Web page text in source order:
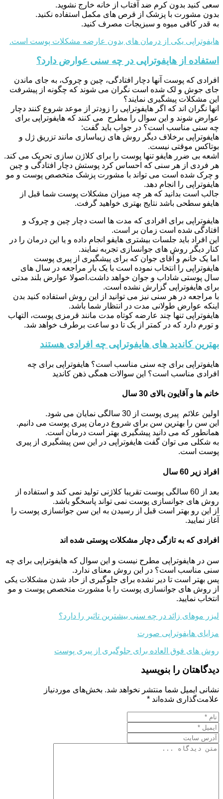
سعی کنید بدون کرم ضد آفتاب از خانه خارج نشوید.
بدون مشورت با پزشک از قرص های مکمل استفاده نکنید.
به قدر کافی میوه و سبزیجات مصرف کنید.
هایفوتراپی یکی از درمان های بدون عارضه مشکلات پوست است.
استفاده از هایفوتراپی در چه سنی عوارض دارد؟
افرادی که پوست آنها دچار افتادگی، چین و چروک، به جای ماندن
جای جوش و لک شده است نگران می شوند که چگونه از پیشرفت
این مشکلات پیشگیری نمایند؟
انها نگران اند که اگر هایفوتراپی را زودتر از موعد شروع کنند دچار
عوارض شوند و این سوال را مطرح می کنند که هایفوتراپی برای
چه سنی مناسب است؟ در جواب باید گفت:
هایفوتراپی برخلاف دیگر روش های زیباسازی مانند تزریق ژل و
بوتاکس موقتی نیست.
اشعه بی ضرر هایفو تنها پوست را برای کلاژن سازی تحریک می کند.
هر فردی از هر سنی که احساس کرد پوستش دچار افتادگی و چین
و چرک شده است می تواند با مشورت پزشک متخصص پوست و مو
هایفوتراپی را انجام دهد.
جالب است بدانید که هر چه میزان مشکلات پوست شما قبل از
هایفو سطحی باشد نتایج بهتری خواهید گرفت.
هایفوتراپی برای افرادی که مدت ها است دچار چین و چروک و
افتادگی شده است زمان بر است.
این افراد باید جلسات بیشتری هایفو انجام داده و یا این درمان را در
کنار دیگر روش های جوانسازی تجربه نمایند.
اما یک خانم و آقای جوان که برای پیشگیری از پیری پوست
هایفوتراپی را انتخاب نموده است با یک بار مراجعه در سال های
سال پوستی شاداب و جوان خواهد داشت.اصولا عوارض بلند مدتی
برای هایفوتراپی گزارش نشده است.
با مراجعه در هر سنی نیز می توانید از این روش استفاده کنید بدن
اینکه عوارض طولانی مدت در انتظار شما باشد.
هایفوتراپی تنها چند عارضه کوتاه مدت مانند قرمزی پوست، التهاب
و تورم دارد که در کمتر از یک تا دو ساعت برطرف خواهد شد.
بهترین کاندید های هایفوتراپی چه افرادی هستند
هایفوتراپی برای چه سنی مناسب است؟ هایفوتراپی برای چه
افرادی مناسب است؟ این سوالات همگی ذهن کاندید
خانم ها و آقایون بالای 30 سال
اولین علائم پیری پوست از 30 سالگی نمایان می شود.
این سن را بهترین سن برای شروع درمان پیری پوست می دانیم.
همانطور که می دانید پیشگیری بهتر است درمان است.
به شکلی می توان گفت هایفوتراپی در این سن پیشگیری از پیری
پوست است.
افراد زیر 60 سال
بعد از 60 سالگی پوست تقریبا کلاژنی تولید نمی کند و استفاده از
روش های جوانسازی پوست نمی تواند پاسخگو باشد.
از این رو بهتر است قبل از رسیدن به این سن جوانسازی پوست را
آغاز نمایید.
افرادی که به تازگی دچار مشکلات پوستی شده اند
سن در هایفوتراپی مطرح نیست و این سوال که هایفوتراپی برای چه
سنی مناسب است؟ در این روش معنای ندارد.
پس بهتر است تا دیر نشده برای جلوگیری از حاد شدن مشکلات یکی
از روش های جوانسازی پوست را با مشورت متخصص پوست و مو
انتخاب نمایید.
لیزر موهای زائد در چه سنی بیشترین تاثیر را دارد؟
مزایای هایفوتراپی صورت
روش های فوق العاده برای جلوگیری از پیری پوست
دیدگاهتان را بنویسید
نشانی ایمیل شما منتشر نخواهد شد. بخش‌های موردنیاز
علامت‌گذاری شده‌اند *